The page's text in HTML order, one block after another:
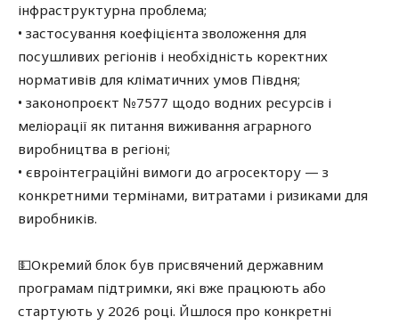
інфраструктурна проблема;
• застосування коефіцієнта зволоження для
посушливих регіонів і необхідність коректних
нормативів для кліматичних умов Півдня;
• законопроєкт №7577 щодо водних ресурсів і
меліорації як питання виживання аграрного
виробництва в регіоні;
• євроінтеграційні вимоги до агросектору — з
конкретними термінами, витратами і ризиками для
виробників.
💵Окремий блок був присвячений державним
програмам підтримки, які вже працюють або
стартують у 2026 році. Йшлося про конкретні